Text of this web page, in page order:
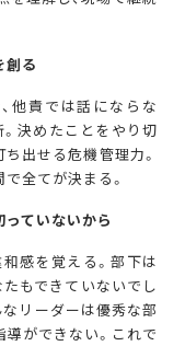
創る
他責では話にならな
。決めたことをやり切
出せる危機管理力。
全てが決まる。
ていないから
感を覚える。部下は
たもできていないでし
リーダーは優秀な部
ができない。これで